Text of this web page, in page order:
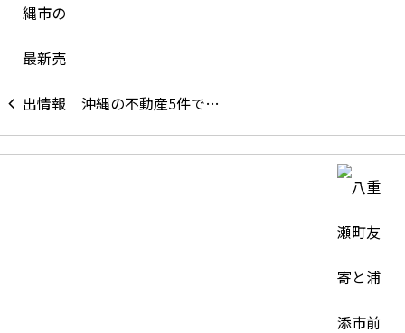
沖縄の不動産5件で…